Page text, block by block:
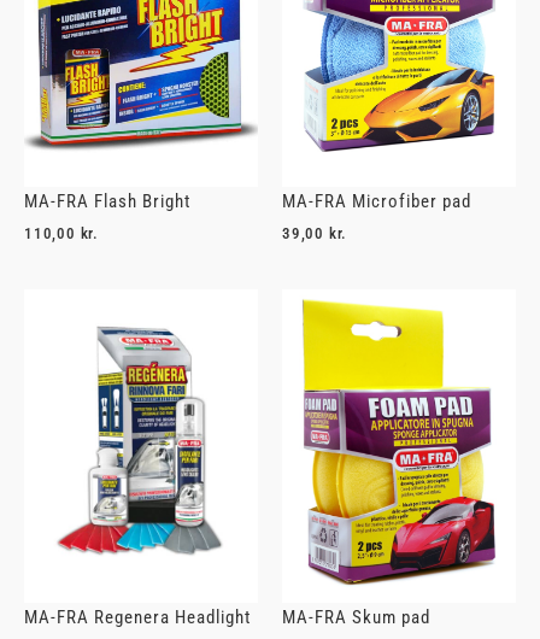
MA-FRA Flash Bright
110,00 kr.
MA-FRA Microfiber pad
39,00 kr.
MA-FRA Regenera Headlight MA-FRA Skum pad